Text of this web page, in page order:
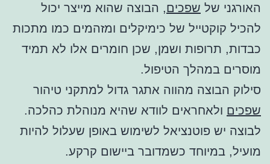
האורגני של שפכים, הבוצה שהוא מייצר יכול
להכיל קוקטייל של כימיקלים ומזהמים כמו מתכות
כבדות, תרופות ושמן, שכן חומרים אלו לא תמיד
מוסרים במהלך הטיפול.
סילוק הבוצה מהווה אתגר גדול למתקני טיהור
שפכים ולאחראים לוודא שהיא מנוהלת כהלכה.
לבוצה יש פוטנציאל לשימוש באופן שעלול להיות
מועיל, במיוחד כשמדובר ביישום קרקע.